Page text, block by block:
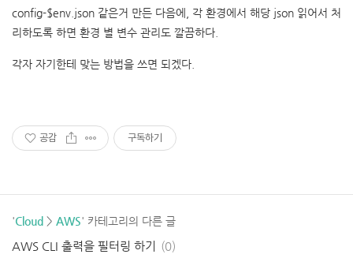
config-$env.json 같은거 만든 다음에, 각 환경에서 해당 json 읽어서 처
리하도록 하면 환경 별 변수 관리도 깔끔하다.
각자 자기한테 맞는 방법을 쓰면 되겠다.
공감 구독하기
'Cloud > AWS' 카테고리의 다른 글
AWS CLI 출력을 필터링 하기
(0)